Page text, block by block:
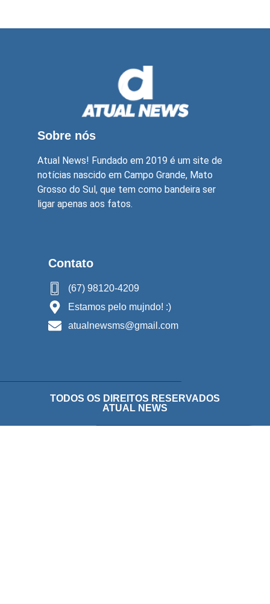
Sobre nós
Atual News! Fundado em 2019 é um site de
notícias nascido em Campo Grande, Mato
Grosso do Sul, que tem como bandeira ser
ligar apenas aos fatos.
Contato
(67) 98120-4209
Estamos pelo mujndo! :)
atualnewsms@gmail.com
TODOS OS DIREITOS RESERVADOS
ATUAL NEWS